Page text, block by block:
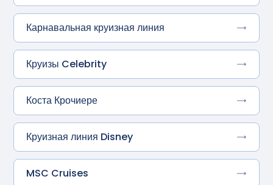
Карнавальная круизная линия
Круизы Celebrity
Коста Крочиере
Круизная линия Disney
MSC Cruises